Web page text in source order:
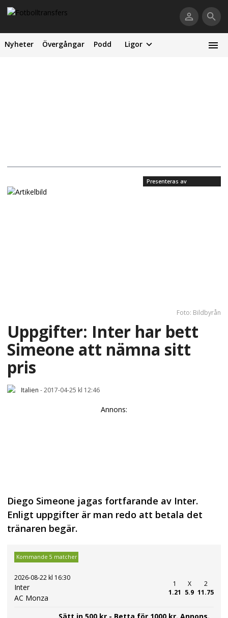
Nyheter Övergångar Podd Ligor
Presenteras av
Foto: Bildbyrån
Uppgifter: Inter har bett
Simeone att nämna sitt
pris
Italien -2017-04-25 kl 12:46
Annons:
Diego Simeone jagas fortfarande av Inter.
Enligt uppgifter är man redo att betala det
tränaren begär.
Kommande 5 matcher
2026-08-22 kl 16:30
Inter
AC Monza
1
1.21
X
5.9
2
11.75